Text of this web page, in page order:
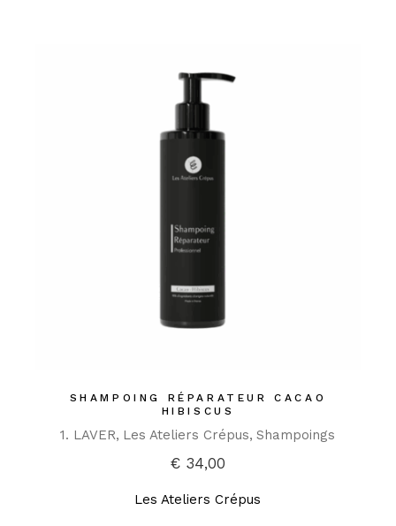
SHAMPOING RÉPARATEUR CACAO
HIBISCUS
1. LAVER Les Ateliers Crépus Shampoings
€ 34,00
Les Ateliers Crépus